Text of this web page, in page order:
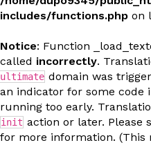
includes/functions.php on
Notice: Function
called incorrectly.
ultimate domain was
an indicator for some code
running too early.
init action or later. Please
for more information. (This